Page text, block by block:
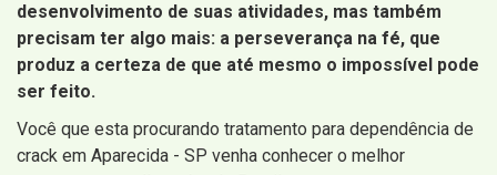
desenvolvimento de suas atividades, mas também
precisam ter algo mais: a perseverança na fé, que
produz a certeza de que até mesmo o impossível pode
ser feito.
Você que esta procurando tratamento para dependência de
crack em Aparecida - SP venha conhecer o melhor